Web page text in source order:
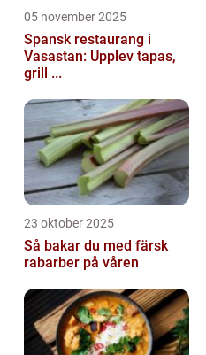
05 november 2025
Spansk restaurang i
Vasastan: Upplev tapas,
grill ...
23 oktober 2025
Så bakar du med färsk
rabarber på våren